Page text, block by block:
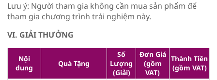
Lưu ý: Người tham gia không cần mua sản phẩm để
tham gia chương trình trải nghiệm này.
VI. GIẢI THƯỞNG
Nội
dung
Quà Tặng
Số
Lượng
(Giải)
Đơn Giá
(gồm
VAT)
Thành Tiền
(gồm VAT)